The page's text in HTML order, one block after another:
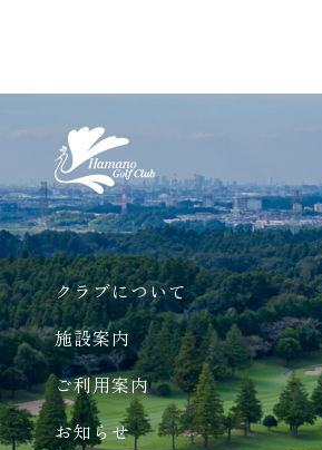
クラブについて
施設案内
ご利用案内
お知らせ